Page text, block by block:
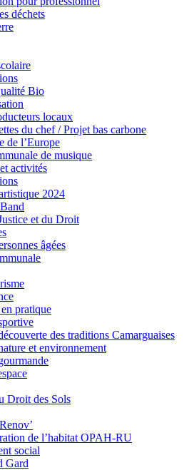
déchets
Bio
locaux
du chef / Projet bas carbone
de l’Europe
de musique
activités
2024
et du Droit
âgées
pratique
des traditions Camarguaises
et environnement
Droit des Sols
de l’habitat OPAH-RU
social
Gard